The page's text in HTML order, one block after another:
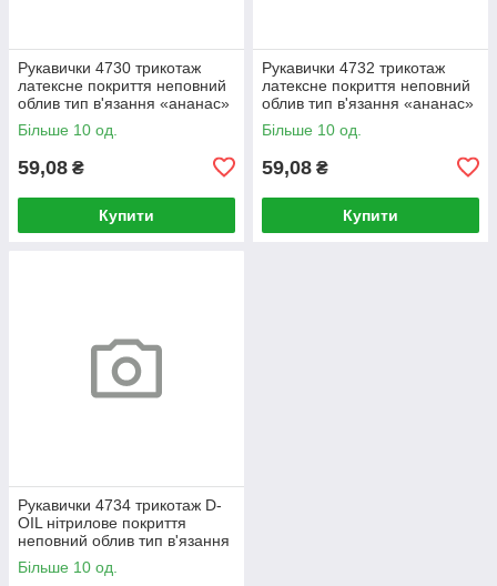
Рукавички 4730 трикотаж
латексне покриття неповний
облив тип в'язання «ананас»
р.9(L) жовтий EXTRAGRAB
ДКГ
Більше 10 од.
59,08 ₴
Купити
Рукавички 4732 трикотаж
латексне покриття неповний
облив тип в'язання «ананас»
р.11(XXL) жовтий
EXTRAGRAB ДКГ
Більше 10 од.
59,08 ₴
Купити
Рукавички 4734 трикотаж D-
OIL нітрилове покриття
неповний облив тип в'язання
«ананас» р.10(XL) чорний
ДКГ
Більше 10 од.